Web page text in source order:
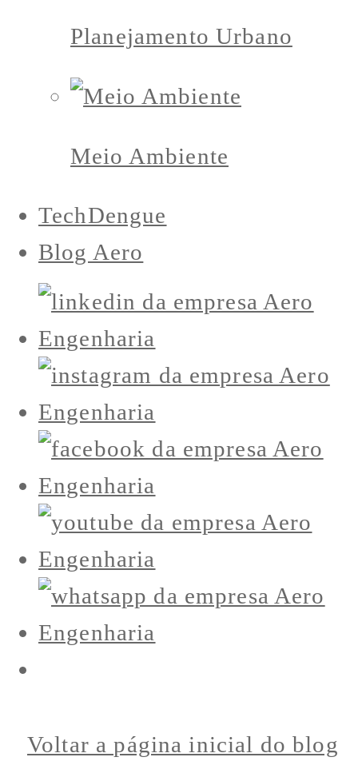
Planejamento Urbano
Meio Ambiente
TechDengue
Blog Aero
Voltar a página inicial do blog